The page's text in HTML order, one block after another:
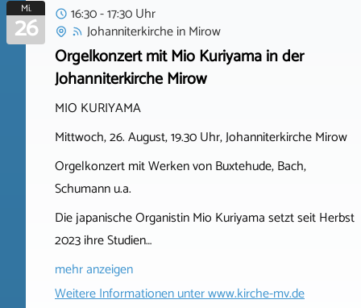
Mi.
26
16:30 - 17:30 Uhr
JohanniterkircheinMirow
Orgelkonzert mit Mio Kuriyama in der
Johanniterkirche Mirow
MIO KURIYAMA
Mittwoch, 26. August, 19.30 Uhr, Johanniterkirche Mirow
Orgelkonzert mit Werken von Buxtehude, Bach,
Schumann u.a.
Die japanische Organistin Mio Kuriyama setzt seit Herbst
2023 ihre Studien…
mehr anzeigen
Weitere Informationen unterwww.kirche-mv.de